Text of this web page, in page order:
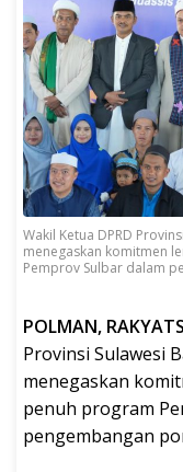
Wakil Ketua DPRD
menegaskan komitmen
Pemprov Sulbar dalam
POLMAN,
Provinsi Sulawesi
menegaskan
penuh program
pengembangan